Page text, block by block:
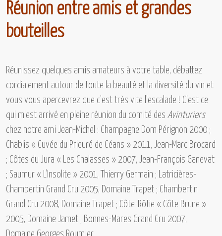
Réunion entre amis et grandes
bouteilles
Réunissez quelques amis amateurs à votre table, débattez
cordialement autour de toute la beauté et la diversité du vin et
vous vous apercevrez que c’est très vite l’escalade ! C’est ce
qui m’est arrivé en pleine réunion du comité desAvinturiers
chez notre ami Jean-Michel : Champagne Dom Pérignon 2000 ;
Chablis « Cuvée du Prieuré de Céans » 2011, Jean-Marc Brocard
; Côtes du Jura « Les Chalasses » 2007, Jean-François Ganevat
; Saumur « L’Insolite » 2001, Thierry Germain ; Latricières-
Chambertin Grand Cru 2005, Domaine Trapet ; Chambertin
Grand Cru 2008, Domaine Trapet ; Côte-Rôtie « Côte Brune »
2005, Domaine Jamet ; Bonnes-Mares Grand Cru 2007,